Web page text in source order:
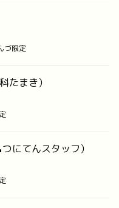
づ限定
たまき）
にてんスタッフ）